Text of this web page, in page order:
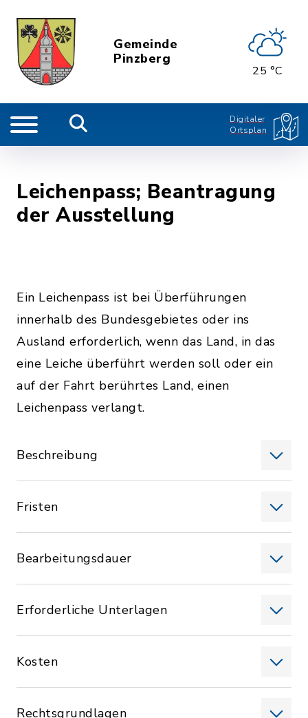
Gemeinde
Pinzberg
25 °C
Digitaler
Ortsplan
Leichenpass; Beantragung
der Ausstellung
Ein Leichenpass ist bei Überführungen
innerhalb des Bundesgebietes oder ins
Ausland erforderlich, wenn das Land, in das
eine Leiche überführt werden soll oder ein
auf der Fahrt berührtes Land, einen
Leichenpass verlangt.
Beschreibung
Fristen
Bearbeitungsdauer
Erforderliche Unterlagen
Kosten
Rechtsgrundlagen